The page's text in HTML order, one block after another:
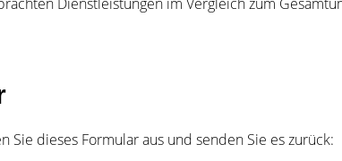
dieses Formular aus und senden Sie es zurück: